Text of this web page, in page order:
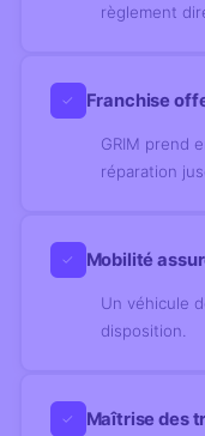
règlement
✓ Franchise
GRIM prend
réparation
✓ Mobilité
Un véhicule
disposition.
✓ Maîtrise des